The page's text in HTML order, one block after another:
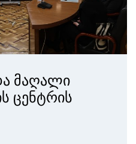
მაღალი
ცენტრის